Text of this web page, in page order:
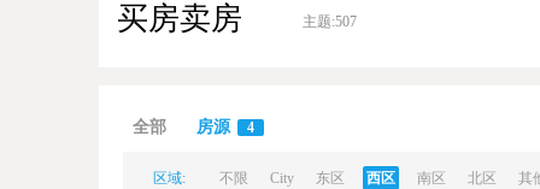
买房卖房 主题:507
全部 房源 4
区域: 不限 City 东区 西区 南区 北区 其